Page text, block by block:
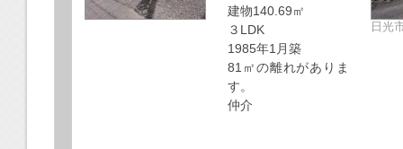
建物140.69㎡
３LDK
1985年1月築
81㎡の離れがありま
す。
仲介
日光